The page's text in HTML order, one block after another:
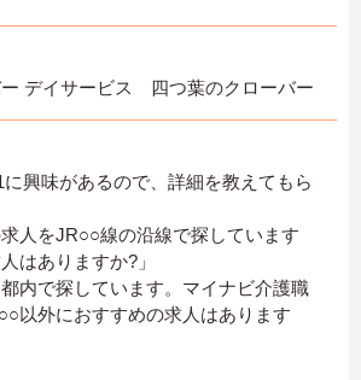
デイサービス 四つ葉のクローバー
に興味があるので、詳細を教えてもら
求人をJR○○線の沿線で探しています
はありますか?」
都内で探しています。マイナビ介護職
以外におすすめの求人はあります